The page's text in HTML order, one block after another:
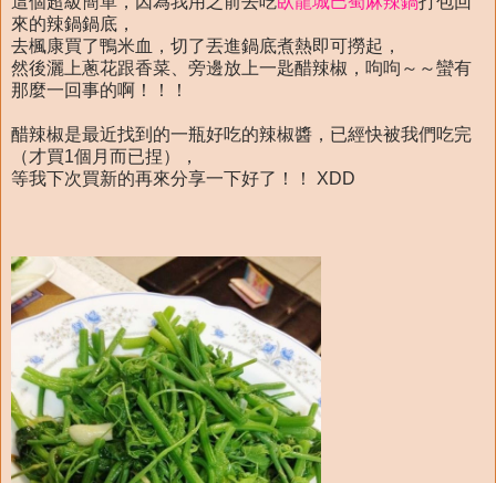
來的辣鍋鍋底，
去楓康買了鴨米血，切了丟進鍋底煮熱即可撈起，
然後灑上蔥花跟香菜、旁邊放上一匙醋辣椒，呴呴～～蠻有
那麼一回事的啊！！！
醋辣椒是最近找到的一瓶好吃的辣椒醬，已經快被我們吃完
（才買1個月而已捏），
等我下次買新的再來分享一下好了！！ XDD